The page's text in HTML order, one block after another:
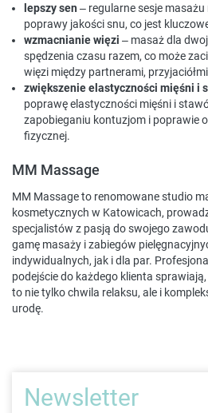
lepszy sen – regularne sesje
poprawy jakości snu, co jest
wzmacnianie więzi – masaż dla
spędzenia czasu razem, co może
więzi między partnerami,
zwiększenie elastyczności mięśni i
poprawę elastyczności mięśni i
zapobieganiu kontuzjom i poprawie
fizycznej.
MM Massage
MM Massage to renomowane studio
kosmetycznych w Katowicach,
specjalistów z pasją do swojego
gamę masaży i zabiegów
indywidualnych, jak i dla par.
podejście do każdego klienta
to nie tylko chwila relaksu, ale i
urodę.
Newsletter